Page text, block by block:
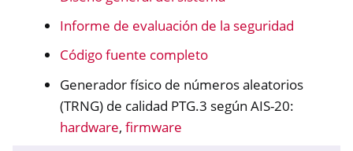
Informe de evaluación de la seguridad
Código fuente completo
Generador físico de números aleatorios
(TRNG) de calidad PTG.3 según AIS-20:
hardware,firmware